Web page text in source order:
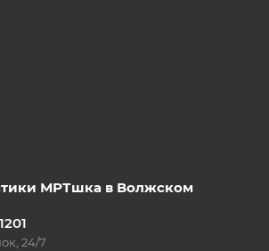
МРТшка в Волжском
24/7